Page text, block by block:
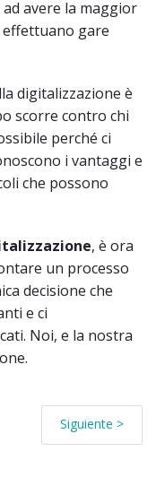
avere la maggior
gare
digitalizzazione è
scorre contro chi
perché ci
i vantaggi e
che possono
, è ora
un processo
decisione che
e ci
Noi, e la nostra
Siguiente >